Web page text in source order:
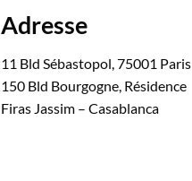
Adresse
11 Bld Sébastopol, 75001 Paris
150 Bld Bourgogne, Résidence
Firas Jassim – Casablanca